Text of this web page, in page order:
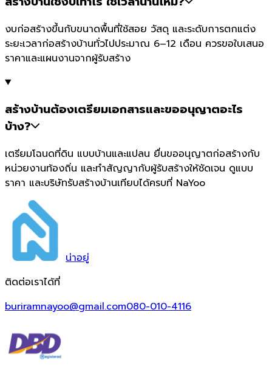
งบก่อสร้างขึ้นกับขนาดพื้นที่ใช้สอย วัสดุ และระดับการตกแต่ง
ระยะเวลาก่อสร้างบ้านทั่วไปประมาณ 6–12 เดือน ควรขอใบเสนอ
ราคาและแผนงานจากผู้รับสร้าง
สร้างบ้านต้องเตรียมเอกสารและขออนุญาตอะไร
บ้าง?
เตรียมโฉนดที่ดิน แบบบ้านและแปลน ยื่นขออนุญาตก่อสร้างกับ
หน่วยงานท้องถิ่น และทำสัญญากับผู้รับสร้างให้ชัดเจน ดูแบบ
ราคา และบริษัทรับสร้างบ้านเทียบได้ครบที่ NaYoo
น่าอยู่
ติดต่อเราได้ที่
buriramnayoo@gmail.com080-010-4116